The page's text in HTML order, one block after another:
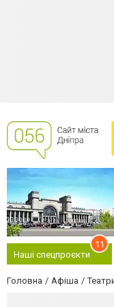
Наші спецпроєкти
11
Головна Афіша